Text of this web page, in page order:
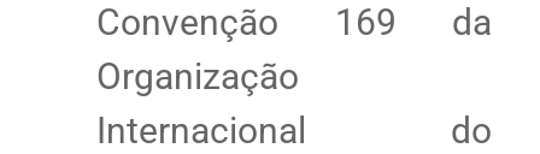
Convenção 169 da
Organização
Internacional do